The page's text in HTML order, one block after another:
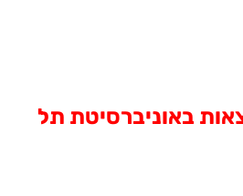
באוניברסיטת תל